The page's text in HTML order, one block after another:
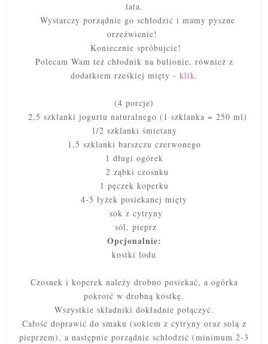
lata.
Wystarczy porządnie go schłodzić i mamy pyszne
orzeźwienie!
Koniecznie spróbujcie!
Polecam Wam też chłodnik na bulionie, również z
dodatkiem rześkiej mięty - klik.
(4 porcje)
2,5 szklanki jogurtu naturalnego (1 szklanka = 250 ml)
1/2 szklanki śmietany
1,5 szklanki barszczu czerwonego
1 długi ogórek
2 ząbki czosnku
1 pęczek koperku
4-5 łyżek posiekanej mięty
sok z cytryny
sól, pieprz
Opcjonalnie:
kostki lodu
Czosnek i koperek należy drobno posiekać, a ogórka
pokroić w drobną kostkę.
Wszystkie składniki dokładnie połączyć.
Całość doprawić do smaku (sokiem z cytryny oraz solą z
pieprzem), a następnie porządnie schłodzić (minimum 2-3